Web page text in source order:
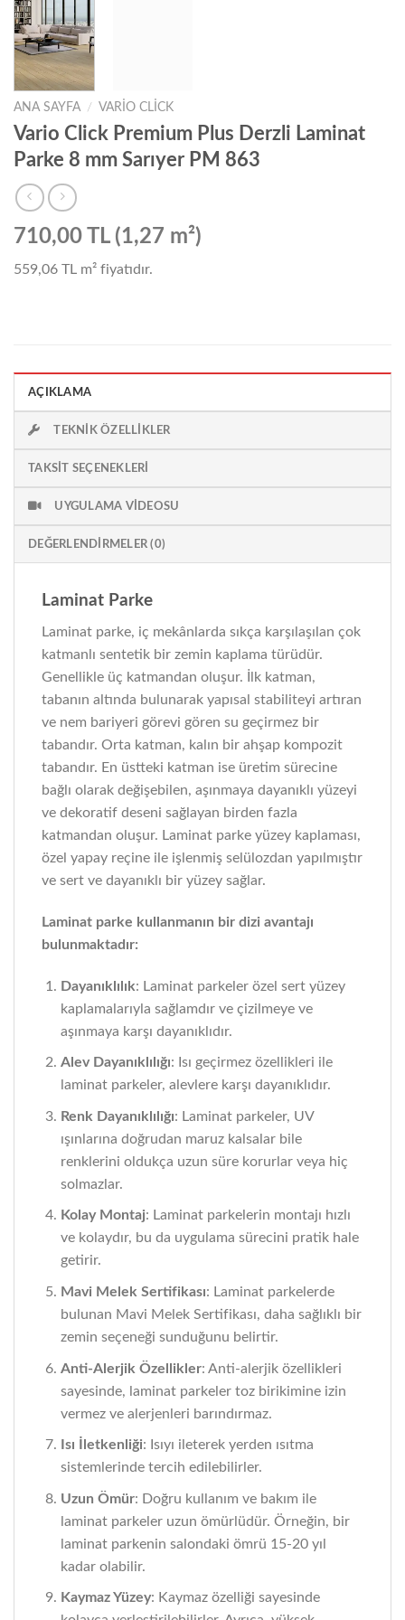
ANA SAYFA / VARIO CLICK
Vario Click Premium Plus Derzli Laminat
Parke 8 mm Sarıyer PM 863
710,00 TL (1,27 m²)
559,06 TL m² fiyatıdır.
AÇIKLAMA
TEKNIK ÖZELLIKLER
TAKSIT SEÇENEKLERI
UYGULAMA VIDEOSU
DEĞERLENDIRMELER (0)
Laminat Parke
Laminat parke, iç mekânlarda sıkça karşılaşılan çok
katmanlı sentetik bir zemin kaplama türüdür.
Genellikle üç katmandan oluşur. İlk katman,
tabanın altında bulunarak yapısal stabiliteyi artıran
ve nem bariyeri görevi gören su geçirmez bir
tabandır. Orta katman, kalın bir ahşap kompozit
tabandır. En üstteki katman ise üretim sürecine
bağlı olarak değişebilen, aşınmaya dayanıklı yüzeyi
ve dekoratif deseni sağlayan birden fazla
katmandan oluşur. Laminat parke yüzey kaplaması,
özel yapay reçine ile işlenmiş selülozdan yapılmıştır
ve sert ve dayanıklı bir yüzey sağlar.
Laminat parke kullanmanın bir dizi avantajı
bulunmaktadır:
Dayanıklılık: Laminat parkeler özel sert yüzey
kaplamalarıyla sağlamdır ve çizilmeye ve
aşınmaya karşı dayanıklıdır.
Alev Dayanıklılığı: Isı geçirmez özellikleri ile
laminat parkeler, alevlere karşı dayanıklıdır.
Renk Dayanıklılığı: Laminat parkeler, UV
ışınlarına doğrudan maruz kalsalar bile
renklerini oldukça uzun süre korurlar veya hiç
solmazlar.
Kolay Montaj: Laminat parkelerin montajı hızlı
ve kolaydır, bu da uygulama sürecini pratik hale
getirir.
Mavi Melek Sertifikası: Laminat parkelerde
bulunan Mavi Melek Sertifikası, daha sağlıklı bir
zemin seçeneği sunduğunu belirtir.
Anti-Alerjik Özellikler: Anti-alerjik özellikleri
sayesinde, laminat parkeler toz birikimine izin
vermez ve alerjenleri barındırmaz.
Isı İletkenliği: Isıyı ileterek yerden ısıtma
sistemlerinde tercih edilebilirler.
Uzun Ömür: Doğru kullanım ve bakım ile
laminat parkeler uzun ömürlüdür. Örneğin, bir
laminat parkenin salondaki ömrü 15-20 yıl
kadar olabilir.
Kaymaz Yüzey: Kaymaz özelliği sayesinde